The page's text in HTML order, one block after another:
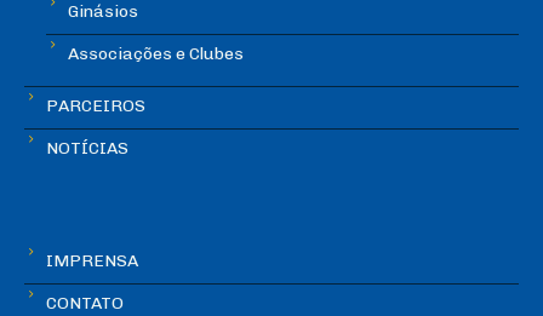
Ginásios
Associações e Clubes
PARCEIROS
NOTÍCIAS
IMPRENSA
CONTATO